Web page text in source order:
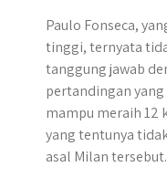
Paulo Fonseca,
tinggi, ternyata
tanggung jawab
pertandingan yang
mampu meraih 12
yang tentunya
asal Milan tersebut.